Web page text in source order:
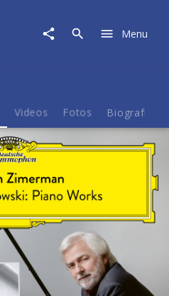
Menu
Videos Fotos Biografie